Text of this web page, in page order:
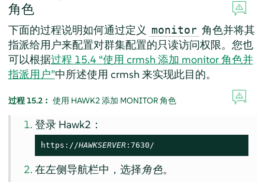
角色
下面的过程说明如何通过定义 monitor 角色并将其
指派给用户来配置对群集配置的只读访问权限。您也
可以根据过程 15.4 “使用 crmsh 添加 monitor 角色并
指派用户”中所述使用 crmsh 来实现此目的。
过程 15.2︰ 使用 HAWK2 添加 MONITOR 角色
登录 Hawk2：
https://HAWKSERVER :7630/
在左侧导航栏中，选择角色。